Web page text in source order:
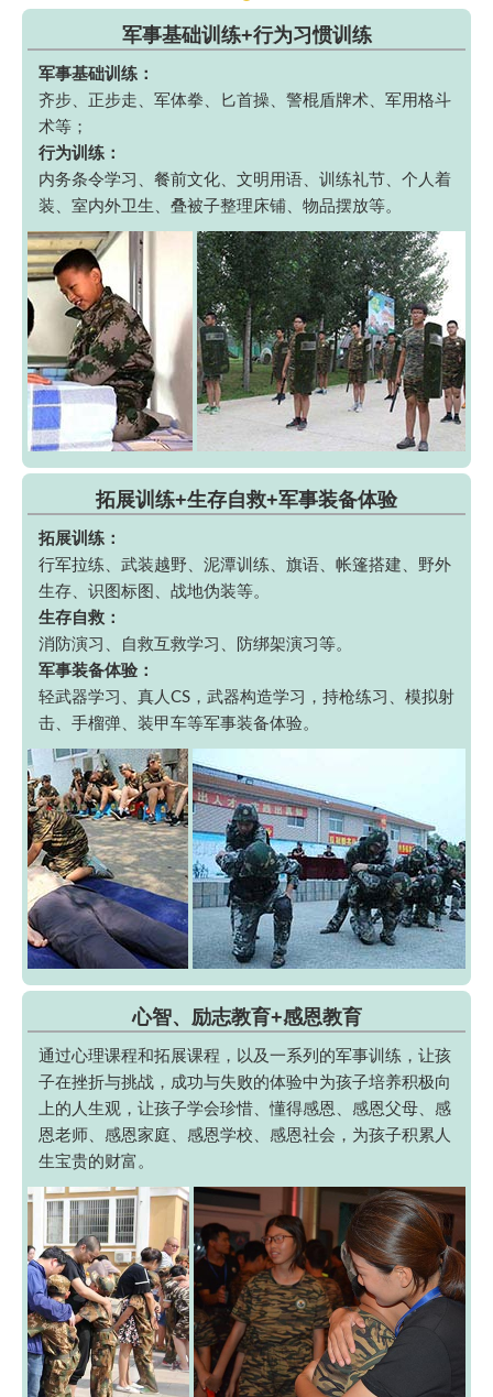
军事基础训练+行为习惯训练
军事基础训练：
齐步、正步走、军体拳、匕首操、警棍盾牌术、军用格斗
术等；
行为训练：
内务条令学习、餐前文化、文明用语、训练礼节、个人着
装、室内外卫生、叠被子整理床铺、物品摆放等。
拓展训练+生存自救+军事装备体验
拓展训练：
行军拉练、武装越野、泥潭训练、旗语、帐篷搭建、野外
生存、识图标图、战地伪装等。
生存自救：
消防演习、自救互救学习、防绑架演习等。
军事装备体验：
轻武器学习、真人CS，武器构造学习，持枪练习、模拟射
击、手榴弹、装甲车等军事装备体验。
心智、励志教育+感恩教育
通过心理课程和拓展课程，以及一系列的军事训练，让孩
子在挫折与挑战，成功与失败的体验中为孩子培养积极向
上的人生观，让孩子学会珍惜、懂得感恩、感恩父母、感
恩老师、感恩家庭、感恩学校、感恩社会，为孩子积累人
生宝贵的财富。